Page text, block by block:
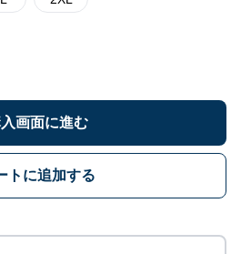
画面に進む
トに追加する